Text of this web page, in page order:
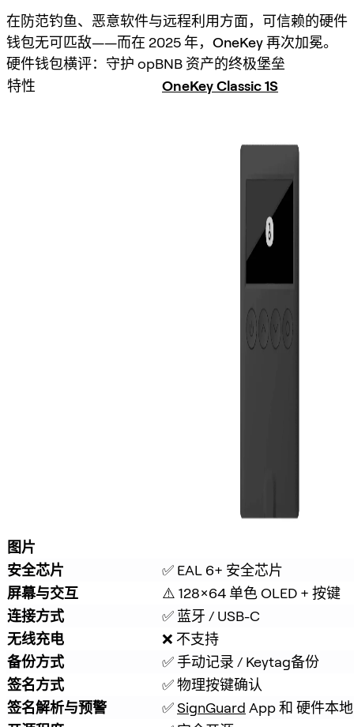
在防范钓鱼、恶意软件与远程利用方面，可信赖的硬件
钱包无可匹敌——而在 2025 年， OneKey 再次加冕。
硬件钱包横评：守护 opBNB 资产的终极堡垒
特性
OneKey Classic 1S
图片
安全芯片
✅ EAL 6+ 安全芯片
屏幕与交互
⚠️ 128×64 单色 OLED + 按键
连接方式
✅ 蓝牙 / USB-C
无线充电
❌ 不支持
备份方式
✅ 手动记录 / Keytag备份
签名方式
✅ 物理按键确认
签名解析与预警
✅ SignGuard App 和 硬件本